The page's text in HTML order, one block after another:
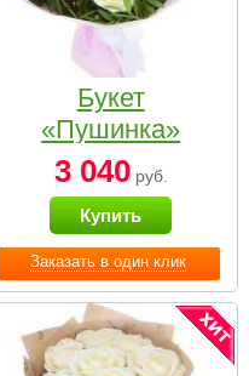
Заказать в один клик
Букет
«Пушинка»
3 040руб.
Купить